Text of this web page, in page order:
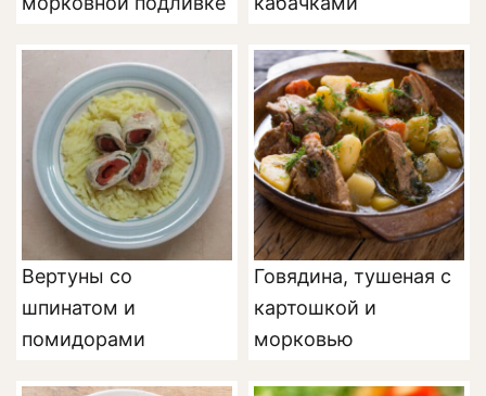
Вертуны со
шпинатом и
помидорами
Говядина, тушеная с
картошкой и
морковью